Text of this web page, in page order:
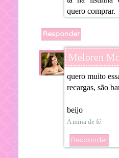
quero comprar.
Responder
Meloren
quero muito
recargas, são
beijo
A mina de fé
Responder